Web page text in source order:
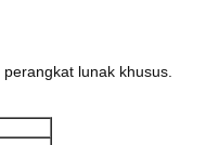
lunak khusus.